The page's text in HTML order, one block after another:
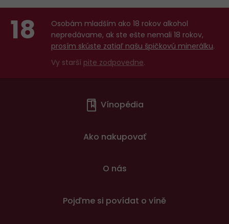
18
Osobám mladším ako 18 rokov alkohol
nepredávame, ak ste ešte nemali 18 rokov,
prosím skúste zatiaľ našu špičkovú minerálku.
Vy starší pite zodpovedne.
Vínopédia
Ako nakupovať
O nás
Pojďme si povídat o víně